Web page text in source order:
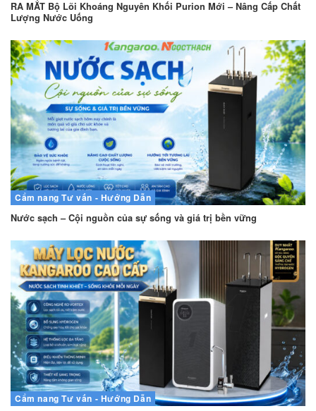
RA MẮT Bộ Lõi Khoáng Nguyên Khối Purion Mới – Nâng Cấp Chất
Lượng Nước Uống
Cẩm nang Tư vấn - Hướng Dẫn
Nước sạch – Cội nguồn của sự sống và giá trị bền vững
Cẩm nang Tư vấn - Hướng Dẫn